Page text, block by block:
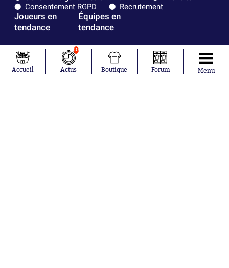
Consentement RGPD
Recrutement
Joueurs en
tendance
Mohamed
Salah
Mykhailo
Équipes en
tendance
Chelsea
Paris Saint-
Germain
Bordeaux
Accueil
10
Actus Boutique Forum Menu